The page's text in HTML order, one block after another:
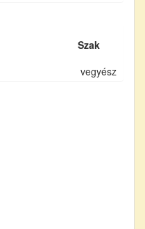
Szak
vegyész